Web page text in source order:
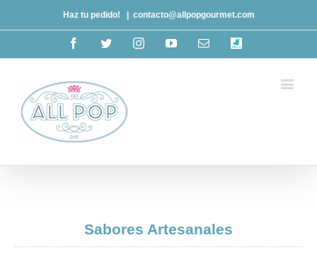
Haz tu pedido! contacto@allpopgourmet.com
FacebookTwitterInstagramYoutubeEmaildeliveroo
Sabores Artesanales